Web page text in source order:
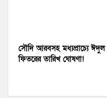
সৌদি আরবসহ মধ্যপ্রাচ্যে ঈদুল
ফিতরের তারিখ ঘোষণা!